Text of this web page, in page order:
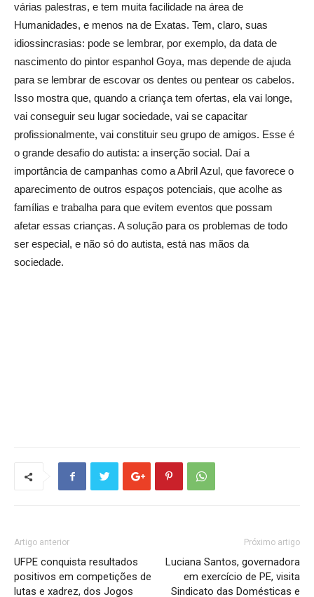
várias palestras, e tem muita facilidade na área de
Humanidades, e menos na de Exatas. Tem, claro, suas
idiossincrasias: pode se lembrar, por exemplo, da data de
nascimento do pintor espanhol Goya, mas depende de ajuda
para se lembrar de escovar os dentes ou pentear os cabelos.
Isso mostra que, quando a criança tem ofertas, ela vai longe,
vai conseguir seu lugar sociedade, vai se capacitar
profissionalmente, vai constituir seu grupo de amigos. Esse é
o grande desafio do autista: a inserção social. Daí a
importância de campanhas como a Abril Azul, que favorece o
aparecimento de outros espaços potenciais, que acolhe as
famílias e trabalha para que evitem eventos que possam
afetar essas crianças. A solução para os problemas de todo
ser especial, e não só do autista, está nas mãos da
sociedade.
Artigo anterior
UFPE conquista resultados
positivos em competições de
lutas e xadrez, dos Jogos
Próximo artigo
Luciana Santos, governadora
em exercício de PE, visita
Sindicato das Domésticas e